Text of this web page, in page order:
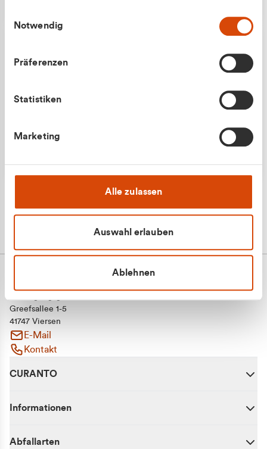
gesammelt haben.
Notwendig
Präferenzen
Statistiken
Marketing
Alle zulassen
Auswahl erlauben
Ablehnen
Greefsallee 1-5
41747 Viersen
E-Mail
Kontakt
CURANTO
Informationen
Abfallarten